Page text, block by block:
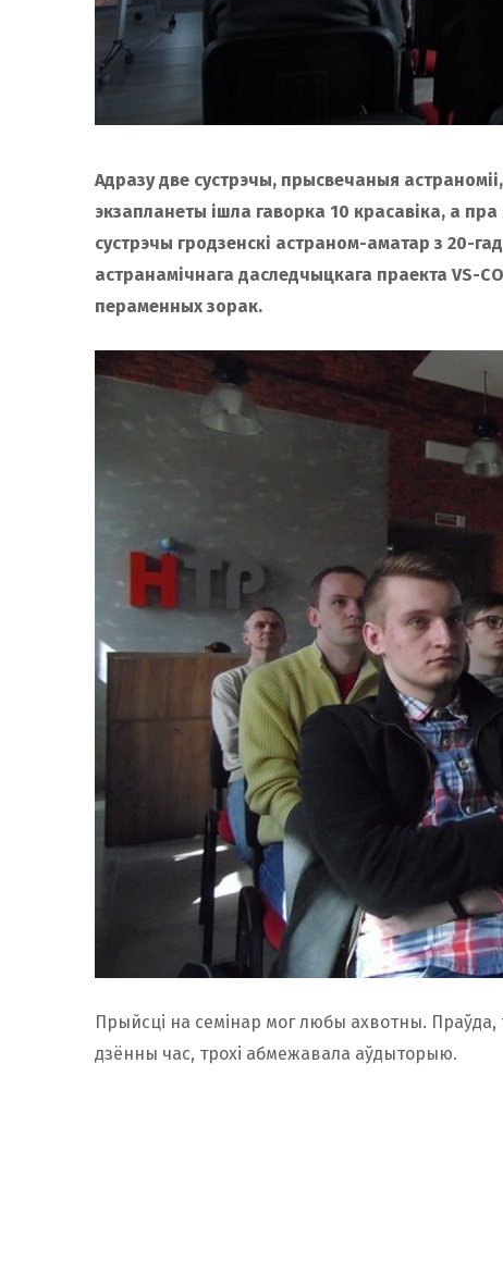
Адразу две сустрэчы, прысвечаныя
экзапланеты ішла гаворка 10 красавіка, а
сустрэчы гродзенскі астраном-аматар з 20-
астранамічнага даследчыцкага праекта VS-
пераменных зорак.
Прыйсці на семінар мог любы ахвотны.
дзённы час, трохі абмежавала аўдыторыю.